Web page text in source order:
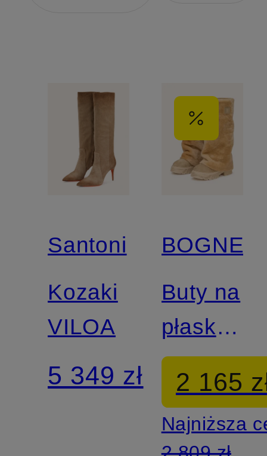
Santoni
Kozaki
VILOA
5 349 zł
BOGNER
Buty na
płaskiej
TURIN
2 165
Najniższa